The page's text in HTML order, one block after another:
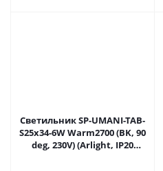
Светильник SP-UMANI-TAB-
S25x34-6W Warm2700 (BK, 90
deg, 230V) (Arlight, IP20